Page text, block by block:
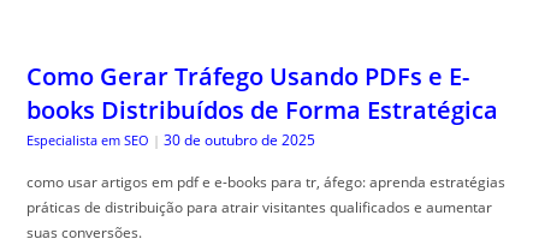
Como Gerar Tráfego Usando PDFs e E-
books Distribuídos de Forma Estratégica
Especialista em SEO | 30 de outubro de 2025
como usar artigos em pdf e e-books para tr, áfego: aprenda estratégias
práticas de distribuição para atrair visitantes qualificados e aumentar
suas conversões.